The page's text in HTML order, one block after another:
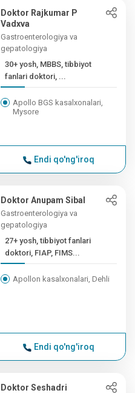
Doktor Rajkumar P
Vadxva
Gastroenterologiya va
gepatologiya
30+ yosh, MBBS, tibbiyot
fanlari doktori, ...
Apollo BGS kasalxonalari,
Mysore
Endi qo'ng'iroq
Doktor Anupam Sibal
Gastroenterologiya va
gepatologiya
27+ yosh, tibbiyot fanlari
doktori, FIAP, FIMS...
Apollon kasalxonalari, Dehli
Endi qo'ng'iroq
Doktor Seshadri